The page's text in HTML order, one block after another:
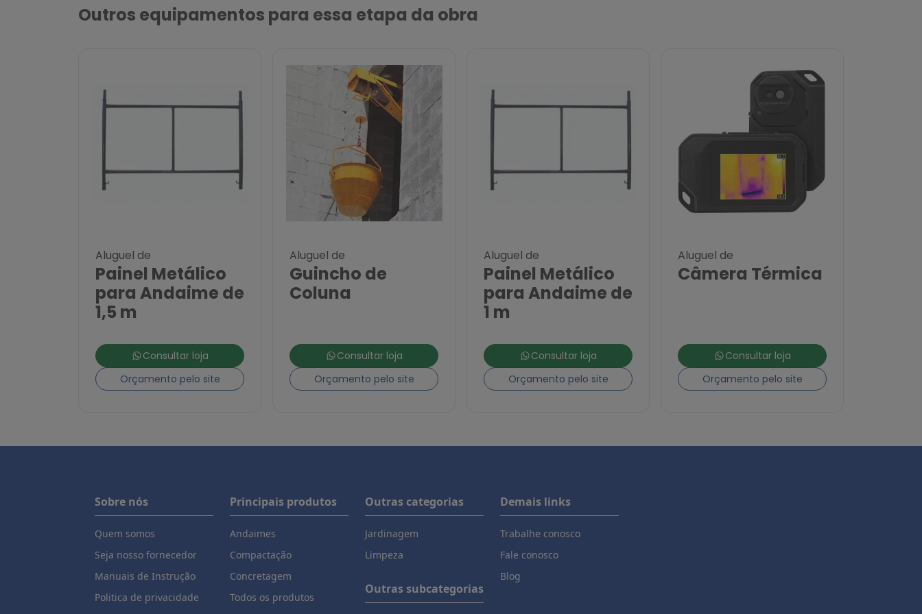
Outros equipamentos para essa etapa da obra
Aluguel de
Painel Metálico
para Andaime de
1,5 m
Consultar loja
Orçamento pelo site
Aluguel de
Guincho de
Coluna
Consultar loja
Orçamento pelo site
Aluguel de
Painel Metálico
para Andaime de
1 m
Consultar loja
Orçamento pelo site
Aluguel de
Câmera Térmica
Consultar loja
Orçamento pelo site
Sobre nós
Quem somos
Seja nosso fornecedor
Manuais de Instrução
Politica de privacidade
Principais produtos
Andaimes
Compactação
Concretagem
Todos os produtos
Outras categorias
Jardinagem
Limpeza
Outras subcategorias
Demais links
Trabalhe conosco
Fale conosco
Blog